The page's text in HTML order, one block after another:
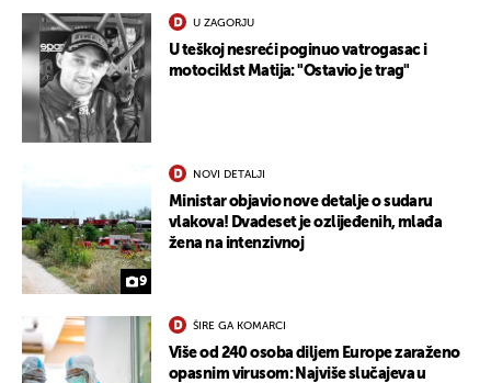
U ZAGORJU
U teškoj nesreći poginuo vatrogasac i
motociklst Matija: "Ostavio je trag"
9
NOVI DETALJI
Ministar objavio nove detalje o sudaru
vlakova! Dvadeset je ozlijeđenih, mlađa
žena na intenzivnoj
ŠIRE GA KOMARCI
Više od 240 osoba diljem Europe zaraženo
opasnim virusom: Najviše slučajeva u